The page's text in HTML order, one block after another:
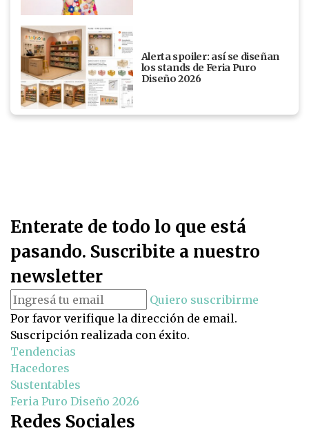
Alerta spoiler: así se diseñan
los stands de Feria Puro
Diseño 2026
Enterate de todo lo que está
pasando. Suscribite a nuestro
newsletter
Quiero suscribirme
Por favor verifique la dirección de email.
Suscripción realizada con éxito.
Tendencias
Hacedores
Sustentables
Feria Puro Diseño 2026
Redes Sociales